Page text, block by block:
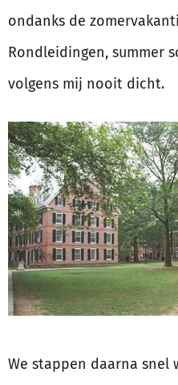
ondanks de
Rondleidingen, summer
volgens mij nooit dicht.
We stappen daarna snel